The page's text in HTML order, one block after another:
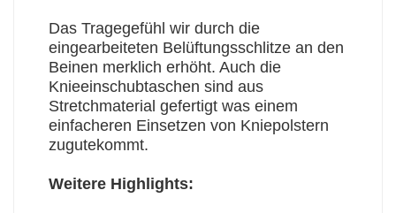
Das Tragegefühl wir durch die
eingearbeiteten Belüftungsschlitze an den
Beinen merklich erhöht. Auch die
Knieeinschubtaschen sind aus
Stretchmaterial gefertigt was einem
einfacheren Einsetzen von Kniepolstern
zugutekommt.
Weitere Highlights: